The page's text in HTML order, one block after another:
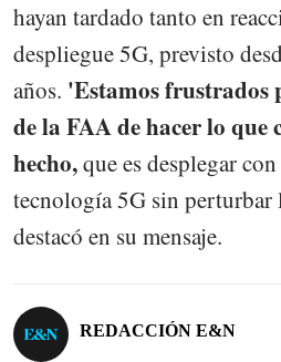
hayan tardado tanto en
despliegue 5G, previsto
años. 'Estamos frustrados
de la FAA de hacer lo que
hecho,que es desplegar
tecnología 5G sin perturbar
destacó en su mensaje.
REDACCIÓN E&N